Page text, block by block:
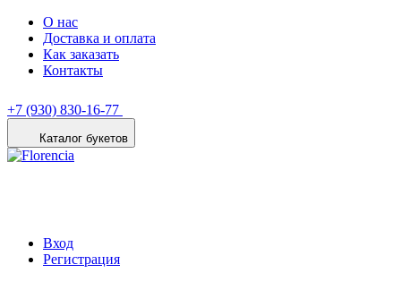
О нас
Доставка и оплата
Как заказать
Контакты
+7 (930) 830-16-77
Каталог букетов
Вход
Регистрация